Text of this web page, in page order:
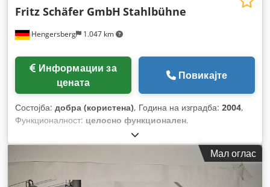
Hengersberg 1.047 km
Fritz Schäfer GmbH Stahlbühne
цената
Повикајте
Состојба: добра (користена), Година на изградба: 2004,
Функционалност: целосно функционален,
Мал оглас